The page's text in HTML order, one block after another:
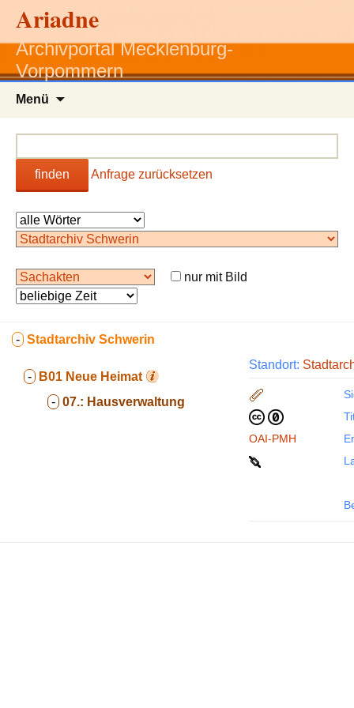
Ariadne
Archivportal Mecklenburg-
Vorpommern
Menü
finden Anfrage zurücksetzen
nur mit Bild
- Stadtarchiv Schwerin
- B01 Neue Heimat
- 07.: Hausverwaltung
Standort:
OAI-PMH